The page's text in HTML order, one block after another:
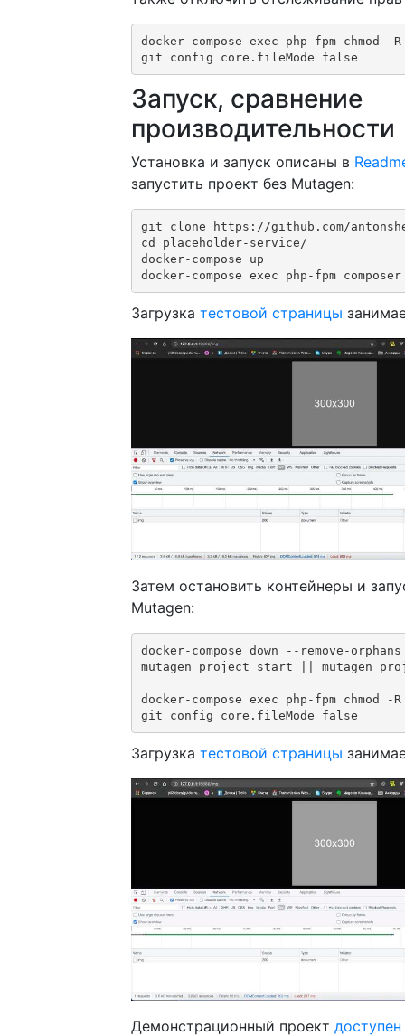
docker-compose exec php-fpm chmod -
git config core.fileMode false
Запуск, сравнение
производительности
Установка и запуск описаны в
запустить проект без Mutagen:
git clone https://github.com/
cd placeholder-service/
docker-compose up
docker-compose exec php-fpm
Загрузка тестовой страницы
Затем остановить контейнеры и
Mutagen:
docker-compose down --remove-
mutagen project start || mutagen
docker-compose exec php-fpm chmod -
git config core.fileMode false
Загрузка тестовой страницы
Демонстрационный проект